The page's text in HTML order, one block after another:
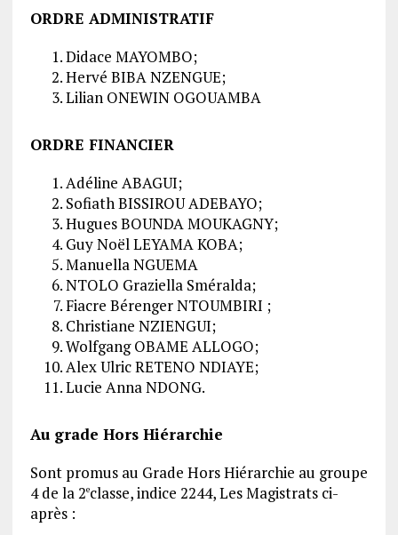
ORDRE ADMINISTRATIF
Didace MAYOMBO;
Hervé BIBA NZENGUE;
Lilian ONEWIN OGOUAMBA
ORDRE FINANCIER
Adéline ABAGUI;
Sofiath BISSIROU ADEBAYO;
Hugues BOUNDA MOUKAGNY;
Guy Noël LEYAMA KOBA;
Manuella NGUEMA
NTOLO Graziella Sméralda;
Fiacre Bérenger NTOUMBIRI ;
Christiane NZIENGUI;
Wolfgang OBAME ALLOGO;
Alex Ulric RETENO NDIAYE;
Lucie Anna NDONG.
Au grade Hors Hiérarchie
Sont promus au Grade Hors Hiérarchie au groupe
4 de la 2eclasse, indice 2244, Les Magistrats ci-
après :